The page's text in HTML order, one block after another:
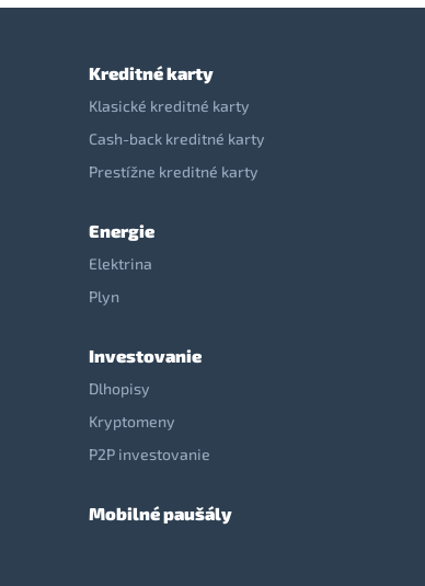
Kreditné karty
Klasické kreditné karty
Cash-back kreditné karty
Prestížne kreditné karty
Energie
Elektrina
Plyn
Investovanie
Dlhopisy
Kryptomeny
P2P investovanie
Mobilné paušály